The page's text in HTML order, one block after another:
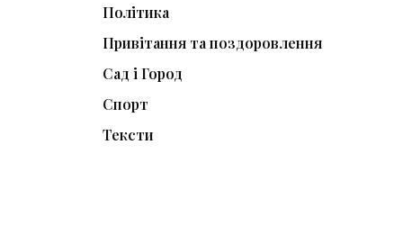
Політика
Привітання та поздоровлення
Сад і Город
Спорт
Тексти